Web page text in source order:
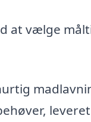
at vælge